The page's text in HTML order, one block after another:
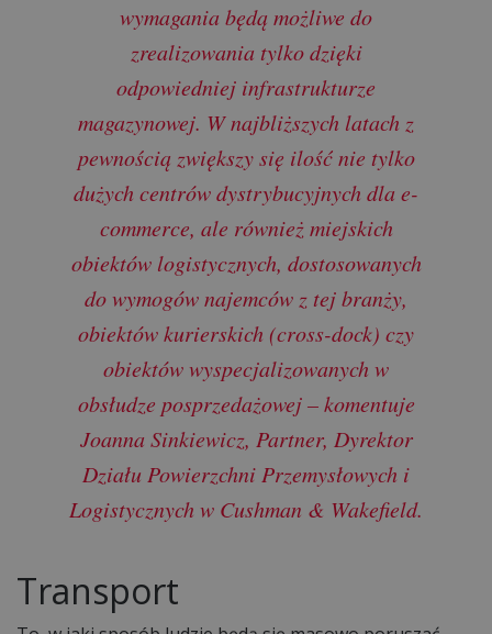
wymagania będą możliwe do
zrealizowania tylko dzięki
odpowiedniej infrastrukturze
magazynowej. W najbliższych latach z
pewnością zwiększy się ilość nie tylko
dużych centrów dystrybucyjnych dla e-
commerce, ale również miejskich
obiektów logistycznych, dostosowanych
do wymogów najemców z tej branży,
obiektów kurierskich (cross-dock) czy
obiektów wyspecjalizowanych w
obsłudze posprzedażowej – komentuje
Joanna Sinkiewicz, Partner, Dyrektor
Działu Powierzchni Przemysłowych i
Logistycznych w Cushman & Wakefield.
Transport